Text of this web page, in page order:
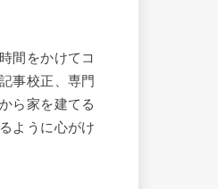
間をかけてコ
事校正、専門
ら家を建てる
ように心がけ